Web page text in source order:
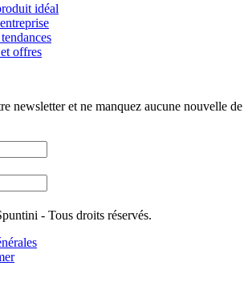
idéal
offres
newsletter et ne manquez aucune nouvelle de
- Tous droits réservés.